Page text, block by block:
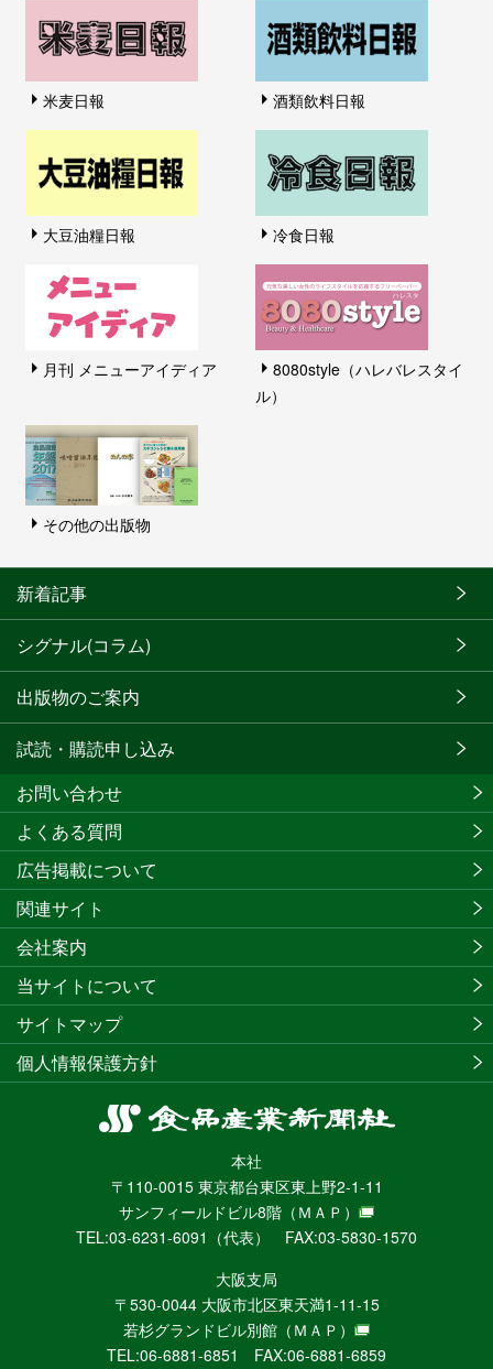
米麦日報 酒類飲料日報
大豆油糧日報 冷食日報
月刊 メニューアイディア
8080style（ハレバレスタイ
ル）
その他の出版物
新着記事
シグナル(コラム)
出版物のご案内
試読・購読申し込み
食
産
業
新
聞
社
ニ
ュ
ー
本社
〒110-0015 東京都台東区東上野2-1-11
サンフィールドビル8階 （ＭＡＰ）
TEL:03-6231-6091（代表） FAX:03-5830-1570
大阪支局
〒530-0044 大阪市北区東天満1-11-15
若杉グランドビル別館 （ＭＡＰ）
TEL:06-6881-6851 FAX:06-6881-6859
お問い合わせ
よくある質問
広告掲載について
関連サイト
会社案内
当サイトについて
サイトマップ
個人情報保護方針